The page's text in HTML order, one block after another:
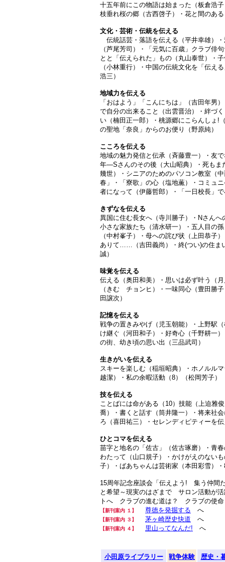
十五年前にこの物語は始まった（板倉浩
枝垂れ桜の郷（古西啓子）・花と間のあ
文化・芸術・伝統を伝える
伝統話芸・落語を伝える（平井幸雄）
（芦尾芳司）・「元気に百歳」クラブ俳
とと「伝えられた」もの（丸山泰世）・
（小林重行）・中国の伝統文化を「伝え
浩三）
地域力を伝える
「おはよう」「こんにちは」（吉田年男
で自分の出来ること（出雲晋治）・絆づ
い（楠田正一郎）・桃源郷にこらんしょ!
の聖地「奈良」からのお便り（野原純）
こころを伝える
地域の魅力発信と伝承（斉藤豊一）・友
年―Sさんのその後（大山昭典）・死も
幾世）・シニアのためのパソコン教室（
春」・「寮歌」の心（塩地薫）・コミュ
者になって（伊藤哲郎）・「一日校長」
きずなを伝える
異国に住む長女へ（寺川勝子）・Nさん
小さな家族たち（清水研一）・五人目の
（中村峯子）・母への詫び状（上田恭子
ありて……（吉田義尚）・終(つい)の住ま
誠）
味覚を伝える
伝える（奥田和美）・思いは必ず叶う（
（きむ チョンヒ）・一味同心（豊田勝
田譲次）
記憶を伝える
戦争の置きみやげ（児玉朝能）・上野駅
け継ぐ（河田和子）・好奇心（千野耕一
の街、幼き頃の思い出（三品武司）
生きがいを伝える
スキーを楽しむ（稲垣昭典）・ホノルル
越潔）・私の余暇活動（8）（松岡芳子）
技を伝える
ことばには命がある（10）技能（上迫雅
喬）・書くと話す（筒井隆一）・将来社
ろ（喜田祐三）・セレンディピティーを
ひとコマを伝える
苗字と地名の「佐古」（佐古琢磨）・青
わたって（山口規子）・かけがえのない
子）・ばあちゃんは芸術家（本田彩雪）
15周年記念座談会「伝えよう! 集う仲
と希望～現実のはざまで サロン活動が
トへ クラブの進む道は？ クラブの使
【新刊案内 １ 】 尊徳を発掘する へ
【新刊案内 ３】 茅ヶ崎歴史快道 へ
【新刊案内 ４】 里山ってなんだ! へ
小田原ライブラリー 戦争体験 歴史・